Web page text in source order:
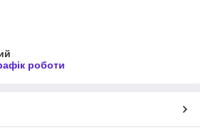
роботи